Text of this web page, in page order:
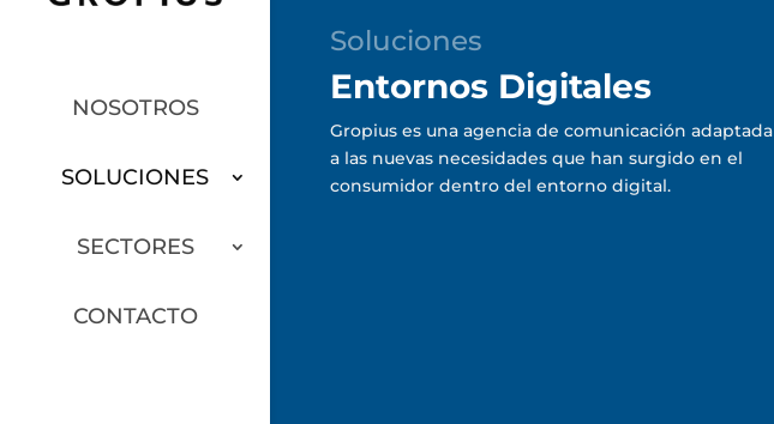
NOSOTROS
SOLUCIONES
SECTORES
CONTACTO
Soluciones
Entornos Digitales
Gropius es una agencia de comunicación adaptada
a las nuevas necesidades que han surgido en el
consumidor dentro del entorno digital.